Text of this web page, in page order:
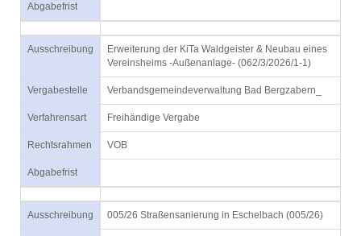
Abgabefrist
Ausschreibung
Erweiterung der KiTa Waldgeister & Neubau eines
Vereinsheims -Außenanlage- (062/3/2026/1-1)
Vergabestelle Verbandsgemeindeverwaltung Bad Bergzabern_
Verfahrensart Freihändige Vergabe
Rechtsrahmen VOB
Abgabefrist
Ausschreibung 005/26 Straßensanierung in Eschelbach (005/26)